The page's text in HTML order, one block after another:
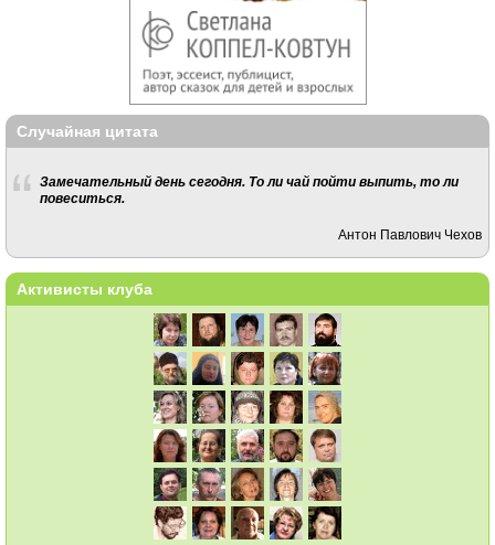
Случайная цитата
Замечательный день сегодня. То ли чай пойти выпить, то ли
повеситься.
Антон Павлович Чехов
Активисты клуба